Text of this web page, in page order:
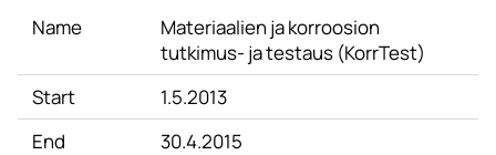
Name
Materiaalien ja korroosion
tutkimus- ja testaus (KorrTest)
Start
1.5.2013
End
30.4.2015